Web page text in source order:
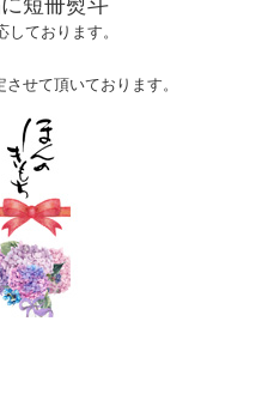
ております。
せて頂いております。